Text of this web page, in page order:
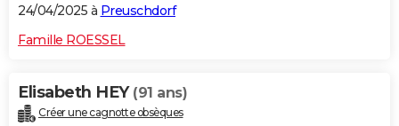
24/04/2025 à Preuschdorf
Famille ROESSEL
Elisabeth HEY (91 ans)
Créer une cagnotte obsèques